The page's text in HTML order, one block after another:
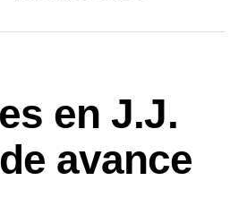
en J.J.
avance